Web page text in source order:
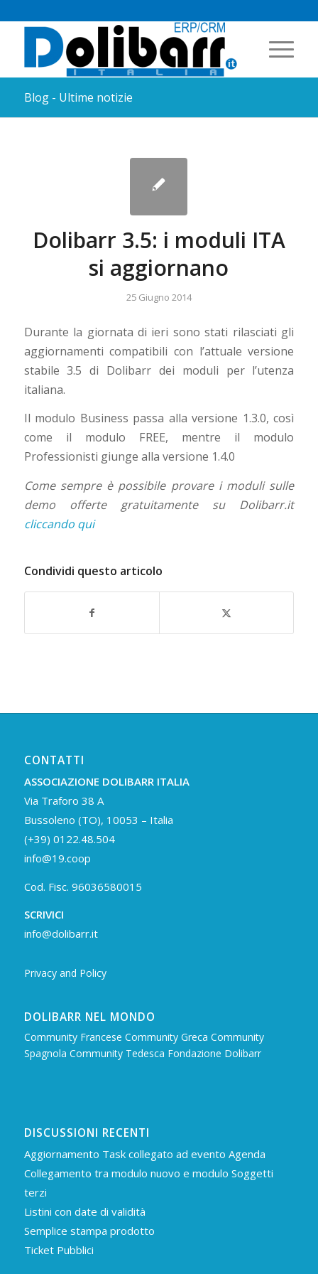
Blog - Ultime notizie
Dolibarr 3.5: i moduli ITA
si aggiornano
25 Giugno 2014
Durante la giornata di ieri sono stati rilasciati gli
aggiornamenti compatibili con l’attuale versione
stabile 3.5 di Dolibarr dei moduli per l’utenza
italiana.
Il modulo Business passa alla versione 1.3.0, così
come il modulo FREE, mentre il modulo
Professionisti giunge alla versione 1.4.0
Come sempre è possibile provare i moduli sulle
demo offerte gratuitamente su Dolibarr.it
cliccando qui
Condividi questo articolo
CONTATTI
ASSOCIAZIONE DOLIBARR ITALIA
Via Traforo 38 A
Bussoleno (TO), 10053 – Italia
(+39) 0122.48.504
info@19.coop
Cod. Fisc. 96036580015
SCRIVICI
info@dolibarr.it
Privacy and Policy
DOLIBARR NEL MONDO
Community Francese Community Greca Community
Spagnola Community Tedesca Fondazione Dolibarr
DISCUSSIONI RECENTI
Aggiornamento Task collegato ad evento Agenda
Collegamento tra modulo nuovo e modulo Soggetti
terzi
Listini con date di validità
Semplice stampa prodotto
Ticket Pubblici